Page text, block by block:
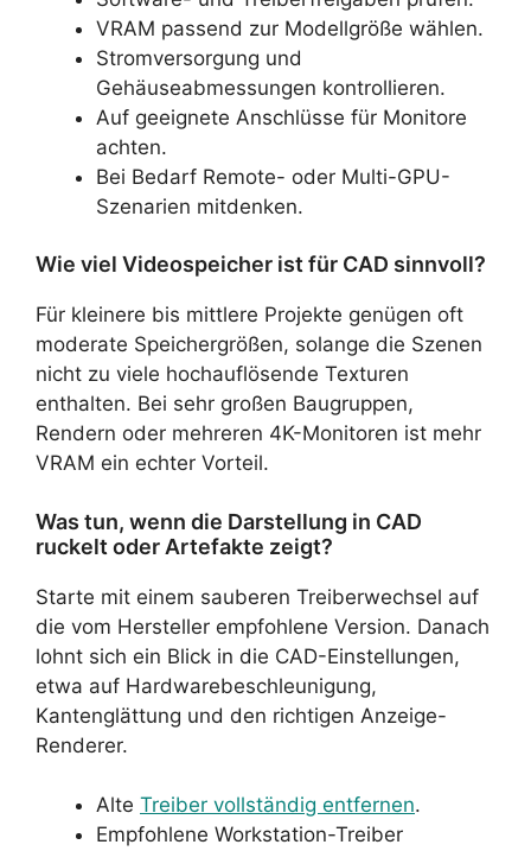
VRAM passend zur Modellgröße wählen.
Stromversorgung und
Gehäuseabmessungen kontrollieren.
Auf geeignete Anschlüsse für Monitore
achten.
Bei Bedarf Remote- oder Multi-GPU-
Szenarien mitdenken.
Wie viel Videospeicher ist für CAD sinnvoll?
Für kleinere bis mittlere Projekte genügen oft
moderate Speichergrößen, solange die Szenen
nicht zu viele hochauflösende Texturen
enthalten. Bei sehr großen Baugruppen,
Rendern oder mehreren 4K-Monitoren ist mehr
VRAM ein echter Vorteil.
Was tun, wenn die Darstellung in CAD
ruckelt oder Artefakte zeigt?
Starte mit einem sauberen Treiberwechsel auf
die vom Hersteller empfohlene Version. Danach
lohnt sich ein Blick in die CAD-Einstellungen,
etwa auf Hardwarebeschleunigung,
Kantenglättung und den richtigen Anzeige-
Renderer.
Alte Treiber vollständig entfernen.
Empfohlene Workstation-Treiber